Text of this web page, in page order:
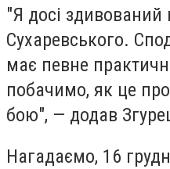
"Я досі
Сухаревського.
має певне
побачимо, як це
бою", — додав
Нагадаємо, 16